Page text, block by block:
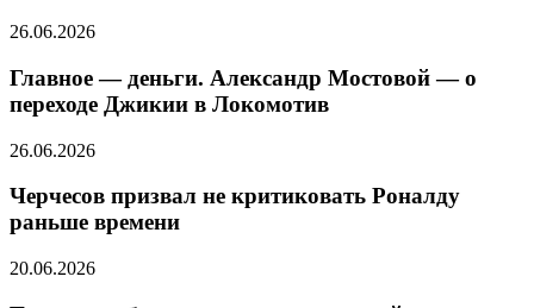
26.06.2026
Главное — деньги. Александр Мостовой — о
переходе Джикии в Локомотив
26.06.2026
Черчесов призвал не критиковать Роналду
раньше времени
20.06.2026